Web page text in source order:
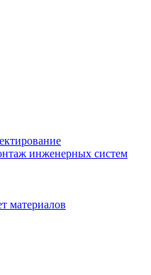
инженерных систем
материалов